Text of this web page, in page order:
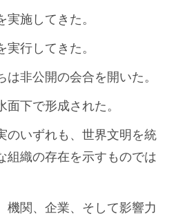
施してきた。
行してきた。
非公開の会合を開いた。
下で形成された。
のいずれも、世界文明を統
組織の存在を示すものでは
機関、企業、そして影響力